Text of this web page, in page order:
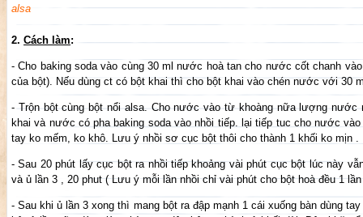
alsa
2. Cách làm:
- Cho baking soda vào cùng 30 ml nước hoà tan cho nước cốt chanh
của bột). Nếu dùng ct có bột khai thì cho bột khai vào chén nước với 30
- Trộn bột cùng bột nổi alsa. Cho nước vào từ khoàng nữa lượng
khai và nước có pha baking soda vào nhồi tiếp. lại tiếp tuc cho nước
tay ko mếm, ko khô. Lưu ý nhồi sơ cục bột thôi cho thành 1 khối ko mịn .
- Sau 20 phút lấy cục bột ra nhồi tiếp khoảng vài phút cục bột lúc này
và ủ lần 3 , 20 phut ( Lưu ý mỗi lần nhồi chỉ vài phút cho bột hoà đều 1
- Sau khi ủ lần 3 xong thì mang bột ra đập mạnh 1 cái xuống bàn dùng